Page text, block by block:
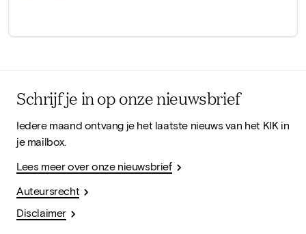
Schrijf je in op onze nieuwsbrief
Iedere maand ontvang je het laatste nieuws van het KIK in
je mailbox.
Lees meer over onze nieuwsbrief
Auteursrecht
Disclaimer